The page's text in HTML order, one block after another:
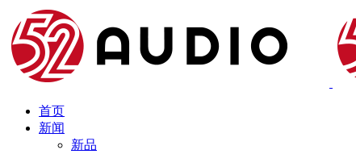
首页
新闻
新品